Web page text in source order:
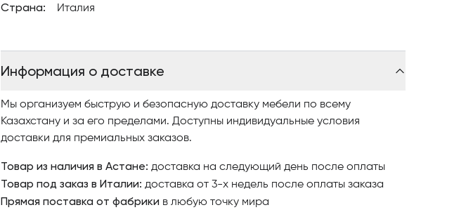
Страна: Италия
Информация о доставке
Мы организуем быструю и безопасную доставку мебели по всему
Казахстану и за его пределами. Доступны индивидуальные условия
доставки для премиальных заказов.
Товар из наличия в Астане: доставка на следующий день после оплаты
Товар под заказ в Италии: доставка от 3-х недель после оплаты заказа
Прямая поставка от фабрики в любую точку мира